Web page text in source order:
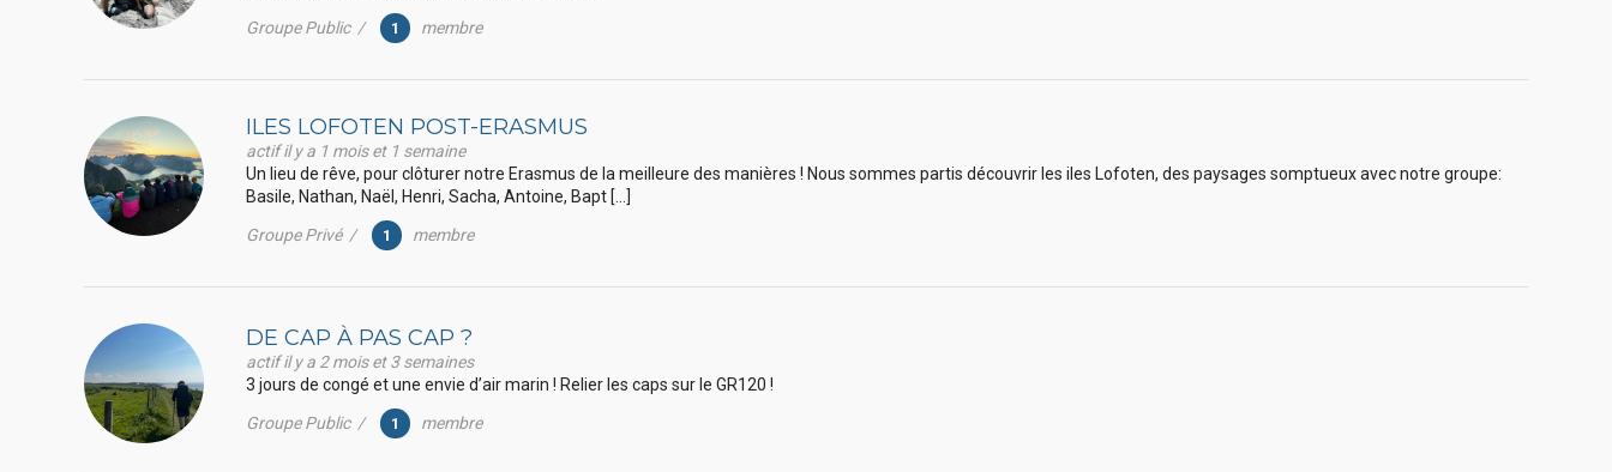
Groupe Public /
1 membre
ILES LOFOTEN POST-ERASMUS
actif il y a 1 mois et 1 semaine
Un lieu de rêve, pour clôturer notre Erasmus de la meilleure des manières ! Nous sommes partis découvrir les iles Lofoten, des paysages somptueux avec notre groupe:
Basile, Nathan, Naël, Henri, Sacha, Antoine, Bapt […]
Groupe Privé /
1 membre
DE CAP À PAS CAP ?
actif il y a 2 mois et 3 semaines
3 jours de congé et une envie d’air marin ! Relier les caps sur le GR120 !
Groupe Public /
1 membre